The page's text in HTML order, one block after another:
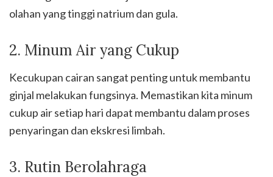
olahan yang tinggi natrium dan gula.
2. Minum Air yang Cukup
Kecukupan cairan sangat penting untuk membantu
ginjal melakukan fungsinya. Memastikan kita minum
cukup air setiap hari dapat membantu dalam proses
penyaringan dan ekskresi limbah.
3. Rutin Berolahraga